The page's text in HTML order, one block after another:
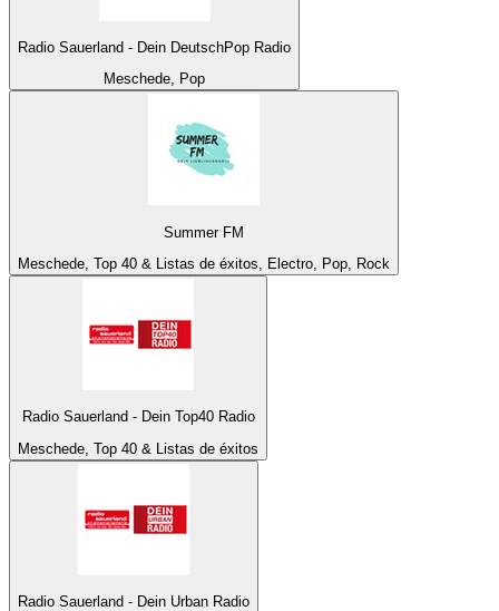
Radio Sauerland - Dein DeutschPop Radio
Meschede, Pop
Summer FM
Meschede, Top 40 & Listas de éxitos, Electro, Pop, Rock
Radio Sauerland - Dein Top40 Radio
Meschede, Top 40 & Listas de éxitos
Radio Sauerland - Dein Urban Radio